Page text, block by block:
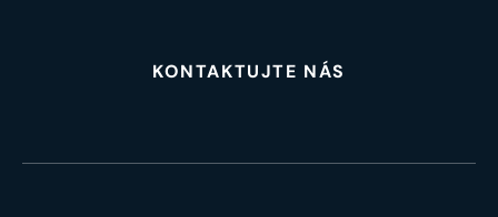
KONTAKTUJTE NÁS